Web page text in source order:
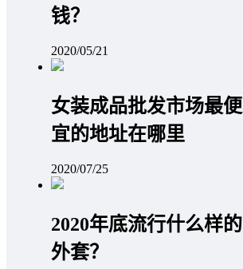
钱？
2020/05/21
女装成品批发市场最便
宜的地址在哪里
2020/07/25
2020年底流行什么样的
外套？